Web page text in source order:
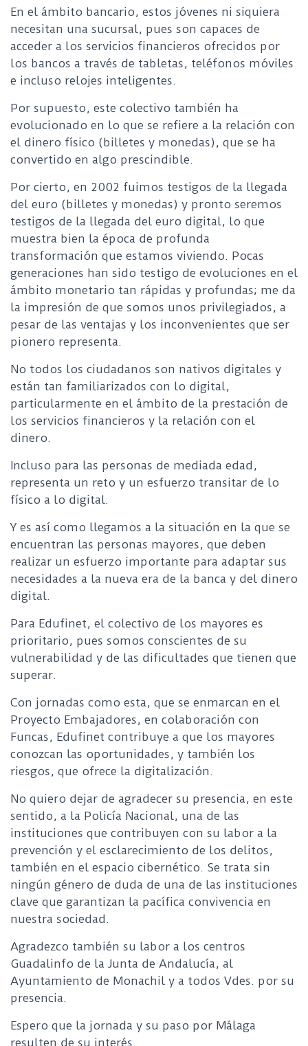
En el ámbito bancario, estos jóvenes ni siquiera
necesitan una sucursal, pues son capaces de
acceder a los servicios financieros ofrecidos por
los bancos a través de tabletas, teléfonos móviles
e incluso relojes inteligentes.
Por supuesto, este colectivo también ha
evolucionado en lo que se refiere a la relación con
el dinero físico (billetes y monedas), que se ha
convertido en algo prescindible.
Por cierto, en 2002 fuimos testigos de la llegada
del euro (billetes y monedas) y pronto seremos
testigos de la llegada del euro digital, lo que
muestra bien la época de profunda
transformación que estamos viviendo. Pocas
generaciones han sido testigo de evoluciones en el
ámbito monetario tan rápidas y profundas; me da
la impresión de que somos unos privilegiados, a
pesar de las ventajas y los inconvenientes que ser
pionero representa.
No todos los ciudadanos son nativos digitales y
están tan familiarizados con lo digital,
particularmente en el ámbito de la prestación de
los servicios financieros y la relación con el
dinero.
Incluso para las personas de mediada edad,
representa un reto y un esfuerzo transitar de lo
físico a lo digital.
Y es así como llegamos a la situación en la que se
encuentran las personas mayores, que deben
realizar un esfuerzo importante para adaptar sus
necesidades a la nueva era de la banca y del dinero
digital.
Para Edufinet, el colectivo de los mayores es
prioritario, pues somos conscientes de su
vulnerabilidad y de las dificultades que tienen que
superar.
Con jornadas como esta, que se enmarcan en el
Proyecto Embajadores, en colaboración con
Funcas, Edufinet contribuye a que los mayores
conozcan las oportunidades, y también los
riesgos, que ofrece la digitalización.
No quiero dejar de agradecer su presencia, en este
sentido, a la Policía Nacional, una de las
instituciones que contribuyen con su labor a la
prevención y el esclarecimiento de los delitos,
también en el espacio cibernético. Se trata sin
ningún género de duda de una de las instituciones
clave que garantizan la pacífica convivencia en
nuestra sociedad.
Agradezco también su labor a los centros
Guadalinfo de la Junta de Andalucía, al
Ayuntamiento de Monachil y a todos Vdes. por su
presencia.
Espero que la jornada y su paso por Málaga
resulten de su interés.